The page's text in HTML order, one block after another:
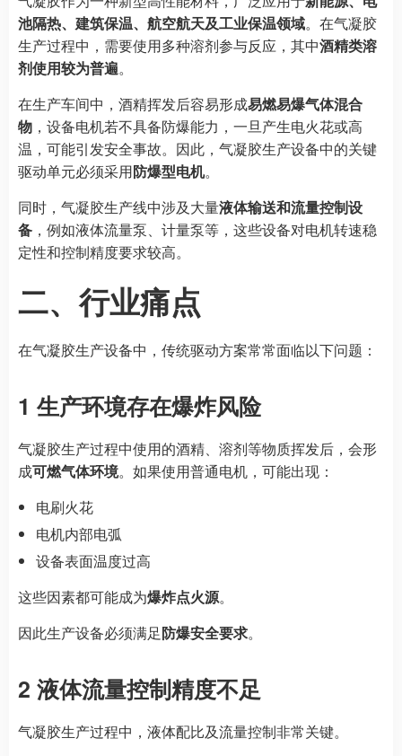
池隔热、建筑保温、航空航天及工业保温领域。在气凝胶
生产过程中，需要使用多种溶剂参与反应，其中酒精类溶
剂使用较为普遍。
在生产车间中，酒精挥发后容易形成易燃易爆气体混合
物 ，设备电机若不具备防爆能力，一旦产生电火花或高
温，可能引发安全事故。因此，气凝胶生产设备中的关键
驱动单元必须采用防爆型电机。
同时，气凝胶生产线中涉及大量液体输送和流量控制设
备 ，例如液体流量泵、计量泵等，这些设备对电机转速稳
定性和控制精度要求较高。
二、行业痛点
在气凝胶生产设备中，传统驱动方案常常面临以下问题：
1 生产环境存在爆炸风险
气凝胶生产过程中使用的酒精、溶剂等物质挥发后，会形
成可燃气体环境。如果使用普通电机，可能出现：
电刷火花
电机内部电弧
设备表面温度过高
这些因素都可能成为爆炸点火源。
因此生产设备必须满足防爆安全要求。
2 液体流量控制精度不足
气凝胶生产过程中，液体配比及流量控制非常关键。